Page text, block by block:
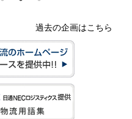
過去の企画はこちら